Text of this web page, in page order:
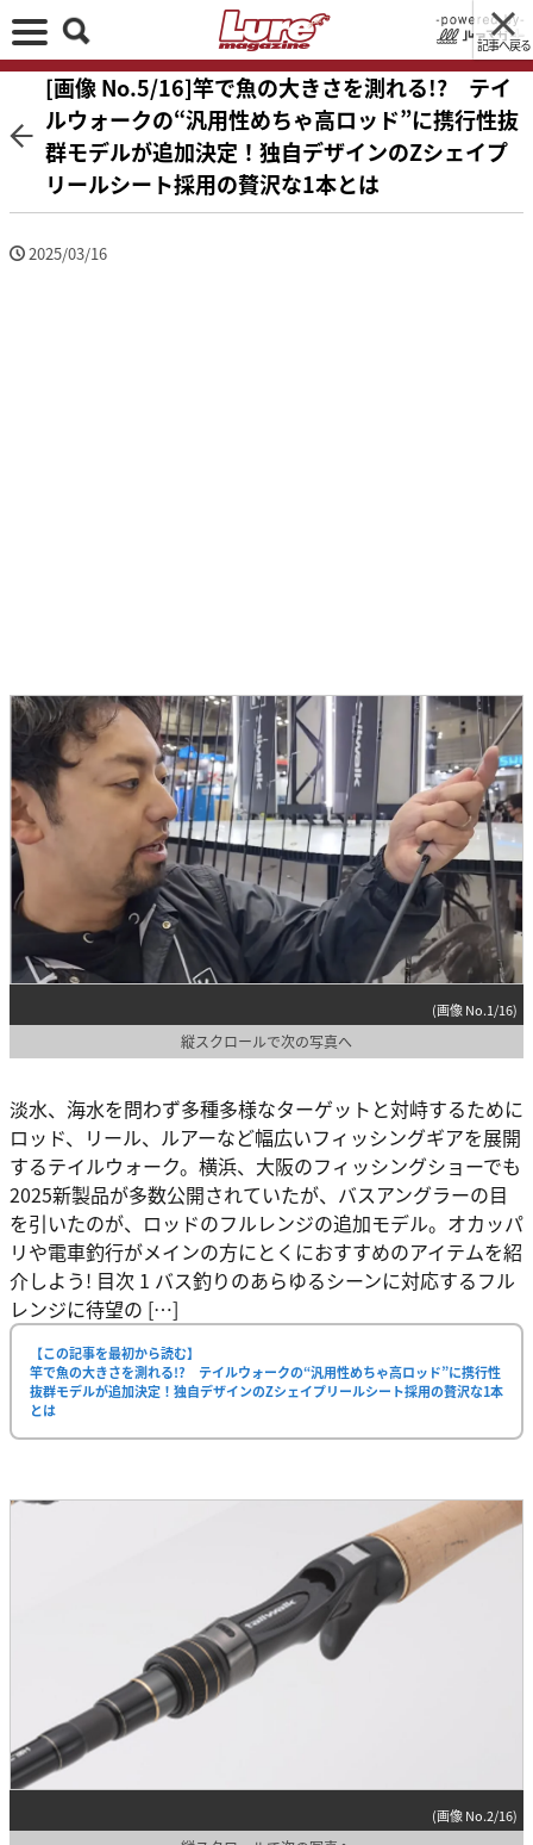
記事へ戻る
[画像 No.5/16]竿で魚の大きさを測れる!? テイ
ルウォークの“汎用性めちゃ高ロッド”に携行性抜
群モデルが追加決定！独自デザインのZシェイプ
リールシート採用の贅沢な1本とは
2025/03/16
(画像 No.1/16)
縦スクロールで次の写真へ
淡水、海水を問わず多種多様なターゲットと対峙するために
ロッド、リール、ルアーなど幅広いフィッシングギアを展開
するテイルウォーク。横浜、大阪のフィッシングショーでも
2025新製品が多数公開されていたが、バスアングラーの目
を引いたのが、ロッドのフルレンジの追加モデル。オカッパ
リや電車釣行がメインの方にとくにおすすめのアイテムを紹
介しよう! 目次 1 バス釣りのあらゆるシーンに対応するフル
レンジに待望の […]
【この記事を最初から読む】
竿で魚の大きさを測れる!? テイルウォークの“汎用性めちゃ高ロッド”に携行性
抜群モデルが追加決定！独自デザインのZシェイプリールシート採用の贅沢な1本
とは
(画像 No.2/16)